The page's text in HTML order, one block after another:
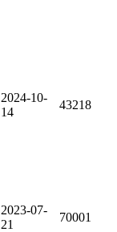
2024-10-
14
43218
2023-07-
21
70001